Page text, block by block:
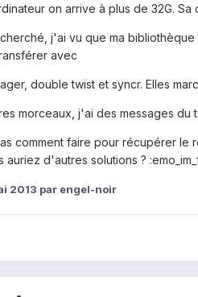
on arrive à plus de 32G.
j'ai vu que ma
avec
double twist et syncr. Elles
morceaux, j'ai des messages
comment faire pour récupérer le
auriez d'autres solutions ?
2013 par engel-noir